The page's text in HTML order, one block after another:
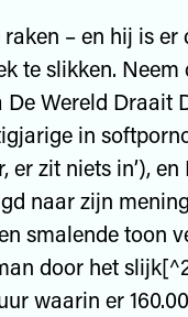
– en hij is
te slikken.
Wereld Draait
in
er zit niets in’),
naar zijn
smalende toon
door het
waarin er